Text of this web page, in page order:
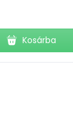
Kosárba